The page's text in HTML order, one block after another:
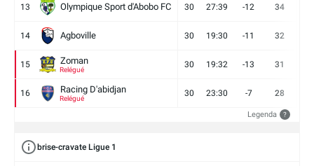
13 Olympique Sport d'Abobo FC 30 27:39 -12 34
14 Agboville 30 19:30 -11 32
15 Zoman
Relégué
30 19:32 -13 31
16 Racing D'abidjan
Relégué
30 23:30 -7 28
Legenda ?
brise-cravate Ligue 1